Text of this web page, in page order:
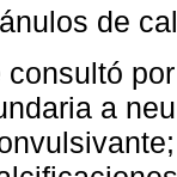
de
consultó
a